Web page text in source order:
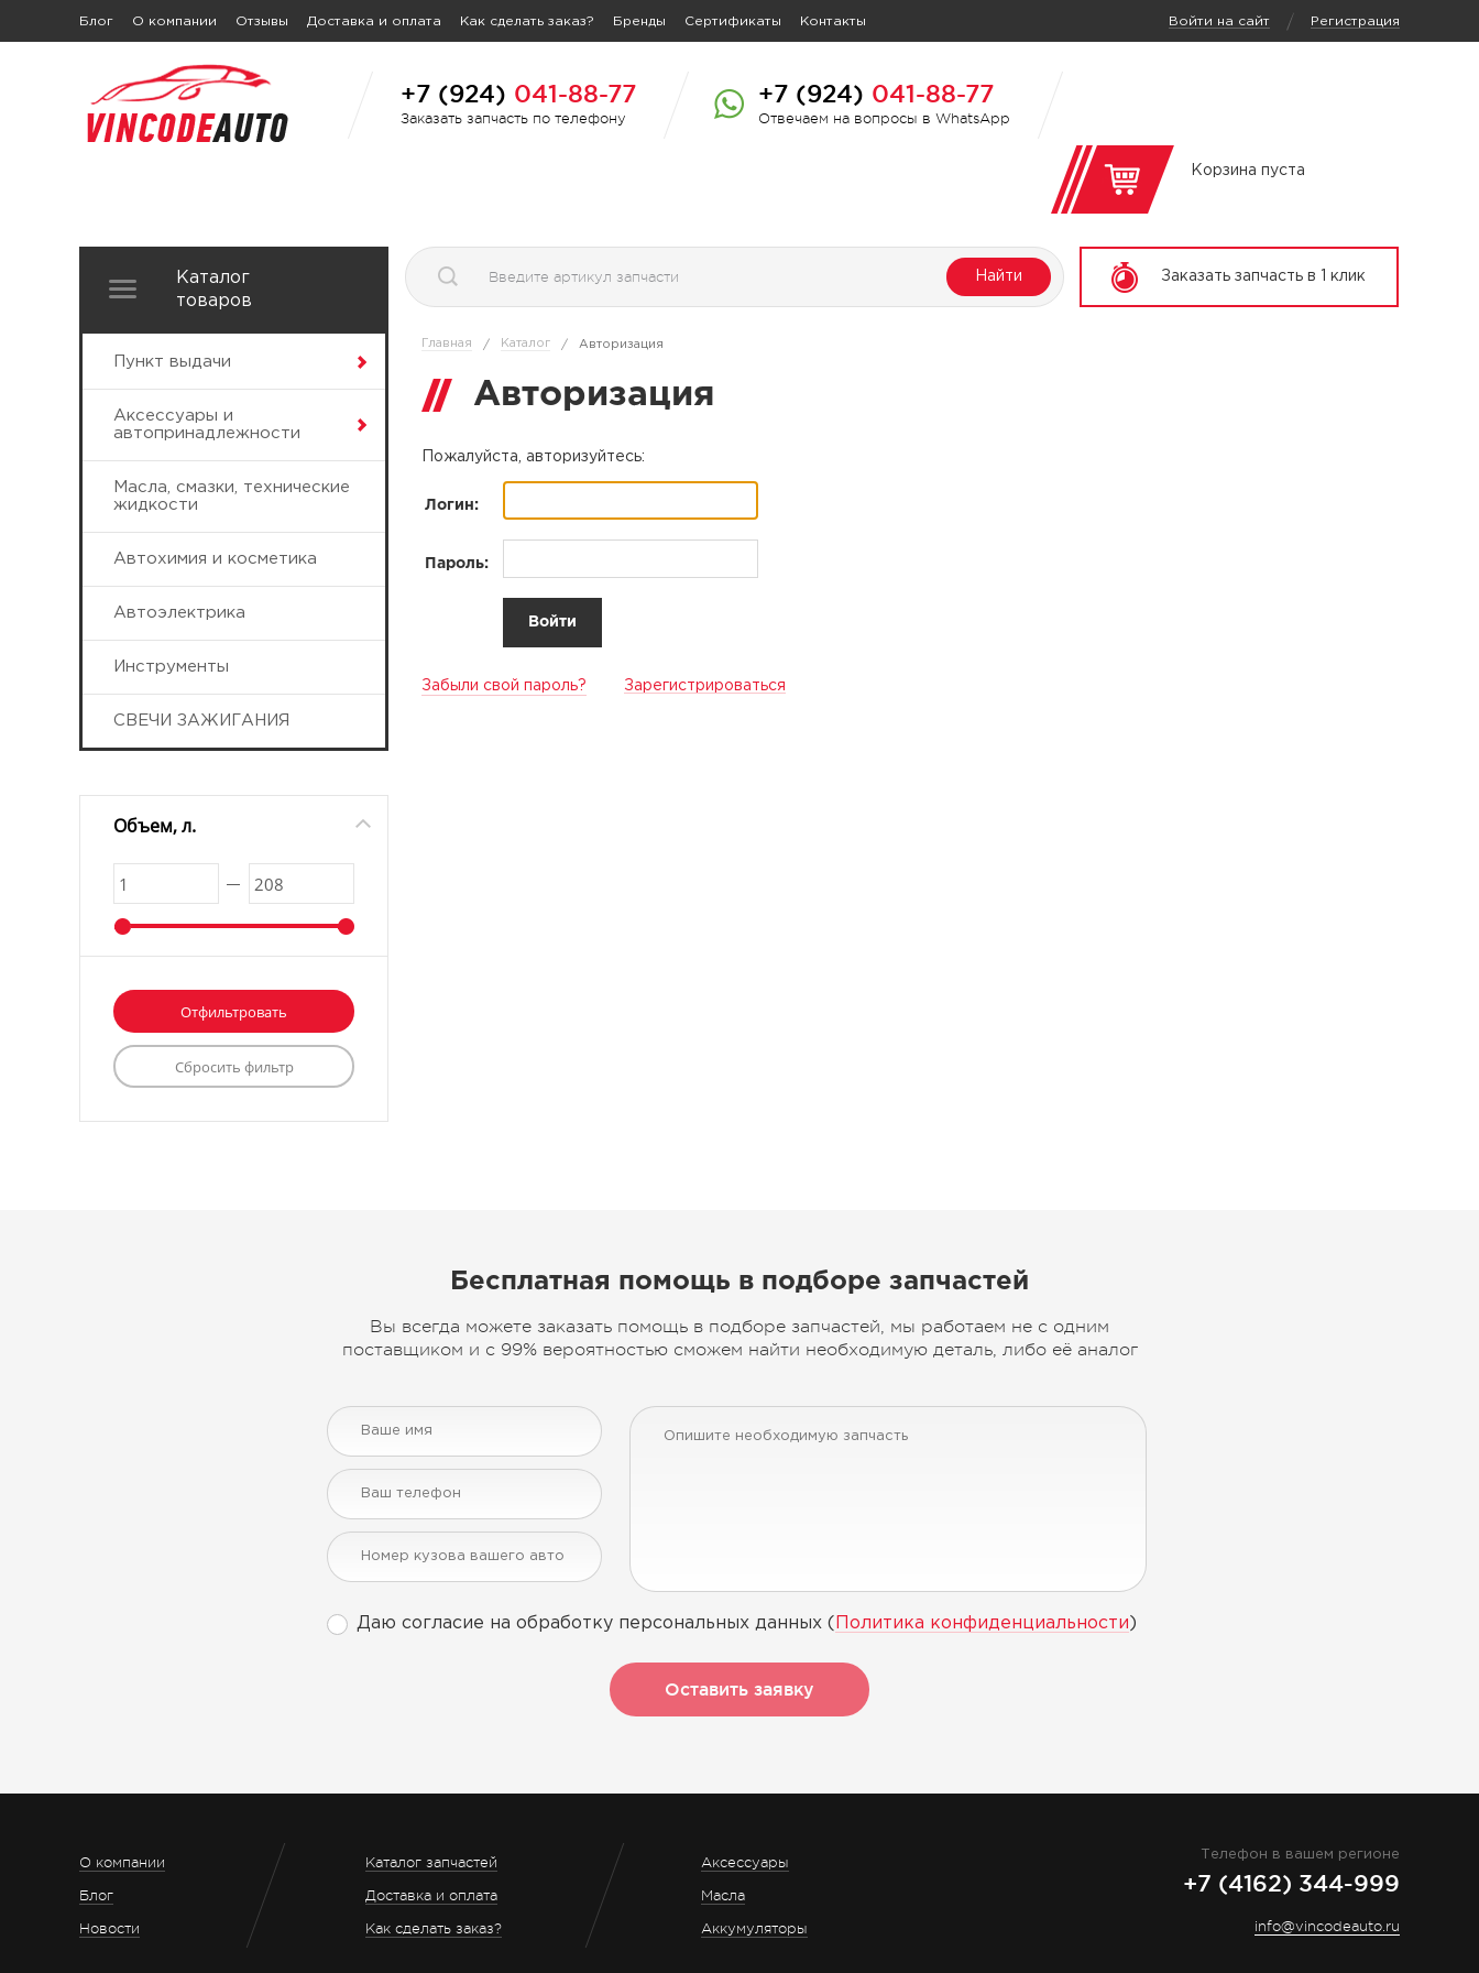
Блог О компании Отзывы Доставка и оплата Как сделать заказ? Бренды Сертификаты Контакты Войти на сайт / Регистрация
+7 (924) 041-88-77
Заказать запчасть по телефону
+7 (924) 041-88-77
Отвечаем на вопросы в WhatsApp
Корзина пуста
Каталог
товаров
Пункт выдачи
Аксессуары и
автопринадлежности
Масла, смазки, технические
жидкости
Автохимия и косметика
Автоэлектрика
Инструменты
СВЕЧИ ЗАЖИГАНИЯ
Объем, л.
Найти Заказать запчасть в 1 клик
Главная / Каталог / Авторизация
Авторизация
Пожалуйста, авторизуйтесь:
Логин:
Пароль:
Забыли свой пароль? Зарегистрироваться
Бесплатная помощь в подборе запчастей
Вы всегда можете заказать помощь в подборе запчастей, мы работаем не с одним
поставщиком и с 99% вероятностью сможем найти необходимую деталь, либо её аналог
Даю согласие на обработку персональных данных ( Политика конфиденциальности )
Оставить заявку
О компании
Блог
Новости
Каталог запчастей
Доставка и оплата
Как сделать заказ?
Аксессуары
Масла
Аккумуляторы
Телефон в вашем регионе
+7 (4162) 344-999
info@vincodeauto.ru